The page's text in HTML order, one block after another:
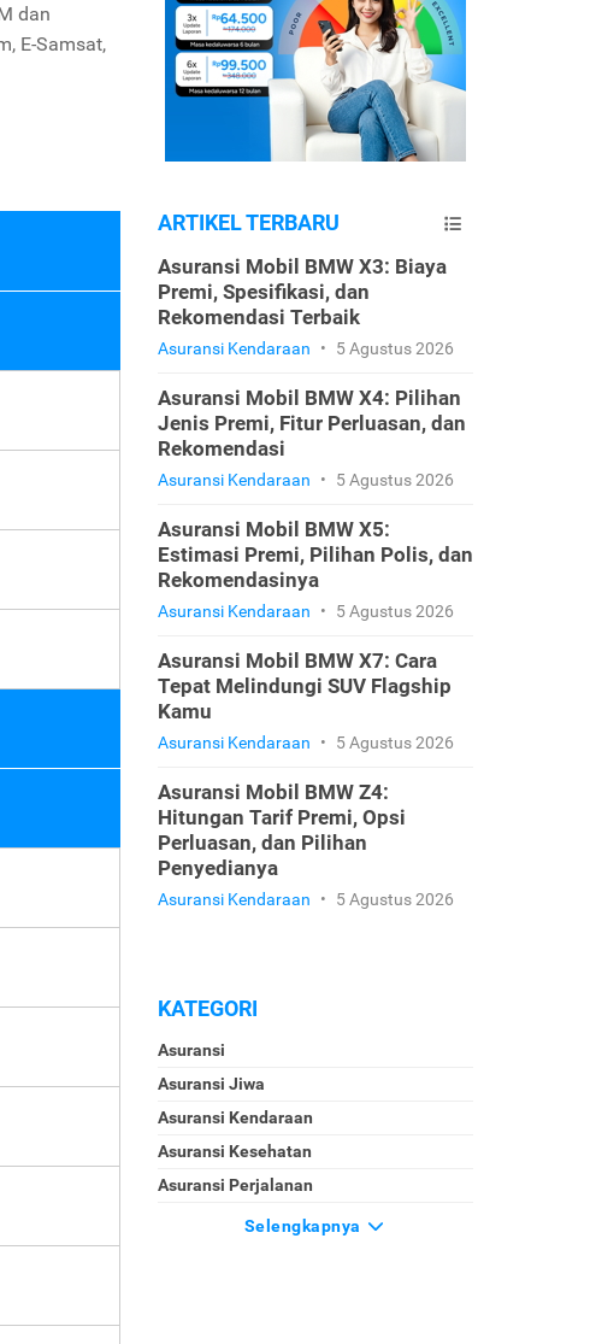
dan
E-Samsat,
ARTIKEL TERBARU
Asuransi Mobil BMW X3: Biaya
Premi, Spesifikasi, dan
Rekomendasi Terbaik
Asuransi Kendaraan • 5 Agustus 2026
Asuransi Mobil BMW X4: Pilihan
Jenis Premi, Fitur Perluasan, dan
Rekomendasi
Asuransi Kendaraan • 5 Agustus 2026
Asuransi Mobil BMW X5:
Estimasi Premi, Pilihan Polis, dan
Rekomendasinya
Asuransi Kendaraan • 5 Agustus 2026
Asuransi Mobil BMW X7: Cara
Tepat Melindungi SUV Flagship
Kamu
Asuransi Kendaraan • 5 Agustus 2026
Asuransi Mobil BMW Z4:
Hitungan Tarif Premi, Opsi
Perluasan, dan Pilihan
Penyedianya
Asuransi Kendaraan • 5 Agustus 2026
KATEGORI
Asuransi
Asuransi Jiwa
Asuransi Kendaraan
Asuransi Kesehatan
Asuransi Perjalanan
Selengkapnya